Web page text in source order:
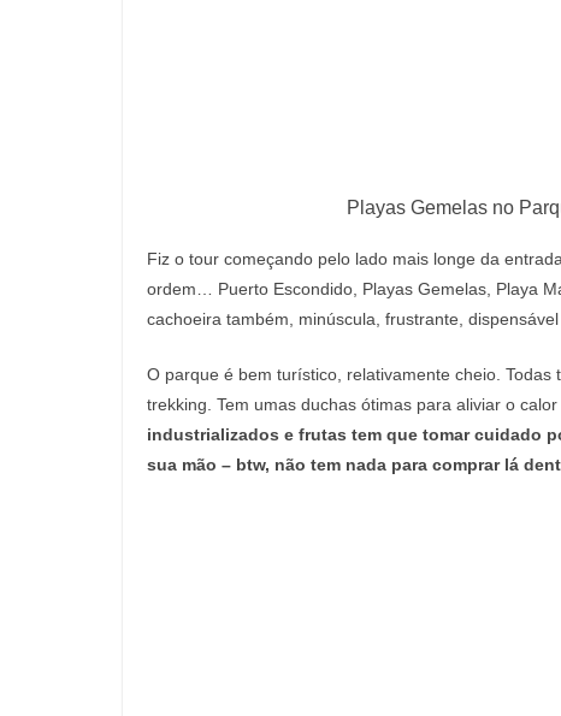
Playas Gemelas no
Fiz o tour começando pelo lado mais longe da
ordem… Puerto Escondido, Playas Gemelas, Playa
cachoeira também, minúscula, frustrante,
O parque é bem turístico, relativamente cheio.
trekking. Tem umas duchas ótimas para aliviar o
industrializados e frutas tem que tomar cuidado
sua mão – btw, não tem nada para comprar lá